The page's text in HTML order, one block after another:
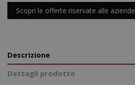
Scopri le offerte riservate alle aziende
Descrizione
Dettagli prodotto